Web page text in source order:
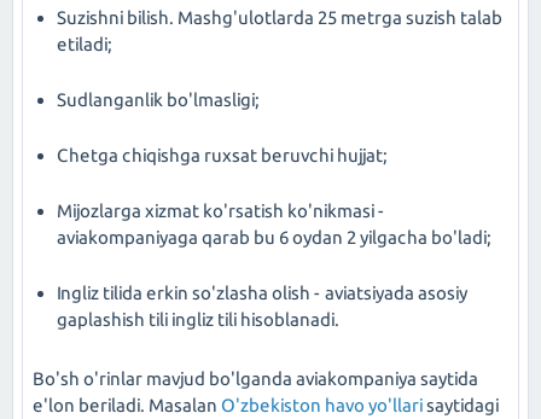
Suzishni bilish. Mashg'ulotlarda 25 metrga suzish talab
etiladi;
Sudlanganlik bo'lmasligi;
Chetga chiqishga ruxsat beruvchi hujjat;
Mijozlarga xizmat ko'rsatish ko'nikmasi -
aviakompaniyaga qarab bu 6 oydan 2 yilgacha bo'ladi;
Ingliz tilida erkin so'zlasha olish - aviatsiyada asosiy
gaplashish tili ingliz tili hisoblanadi.
Bo'sh o'rinlar mavjud bo'lganda aviakompaniya saytida
e'lon beriladi. Masalan O'zbekiston havo yo'llarisaytidagi